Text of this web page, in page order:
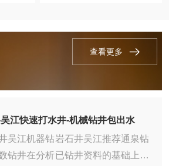
查看更多
江快速打水井-机械钻井包出水
吴江机器钻岩石井吴江推荐通泉钻
钻井在分析已钻井资料的基础上，